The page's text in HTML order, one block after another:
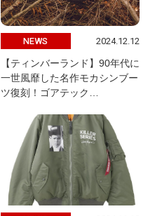
NEWS 2024.12.12
【ティンバーランド】90年代に
一世風靡した名作モカシンブー
ツ復刻！ゴアテック…